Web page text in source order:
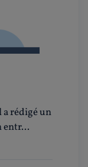
rédigé un
entr...